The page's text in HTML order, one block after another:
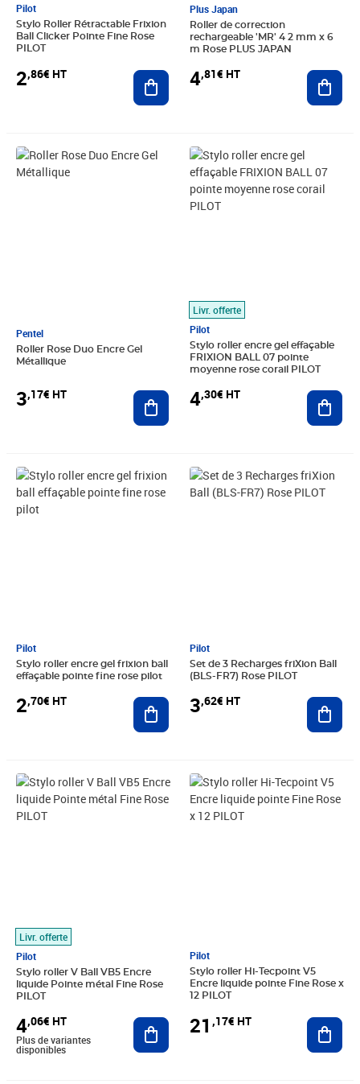
Pilot
Stylo Roller Rétractable Frixion
Ball Clicker Pointe Fine Rose
PILOT
2,86€ HT Ajouter au panier
Plus Japan
Roller de correction
rechargeable 'MR' 4 2 mm x 6
m Rose PLUS JAPAN
4,81€ HT
Pentel
Roller Rose Duo Encre Gel
Métallique
3,17€ HT
Prix 3,17€ HT
Ajouter au panier
Livr. offerte
Pilot
Stylo roller encre gel effaçable
FRIXION BALL 07 pointe
moyenne rose corail PILOT
4,30€ HT
Prix 4,30€ HT
Pilot
Stylo roller encre gel frixion ball
effaçable pointe fine rose pilot
2,70€ HT
Prix 2,70€ HT
Ajouter au panier
Pilot
Set de 3 Recharges friXion Ball
(BLS-FR7) Rose PILOT
3,62€ HT
Prix 3,62€ HT
Livr. offerte
Pilot
Stylo roller V Ball VB5 Encre
liquide Pointe métal Fine Rose
PILOT
4,06€ HT
Prix 4,06€ HT
Plus de variantes
disponibles
Ajouter au panier
Pilot
Stylo roller Hi-Tecpoint V5
Encre liquide pointe Fine Rose x
12 PILOT
21 ,17€ HT
Prix 21,17€ HT